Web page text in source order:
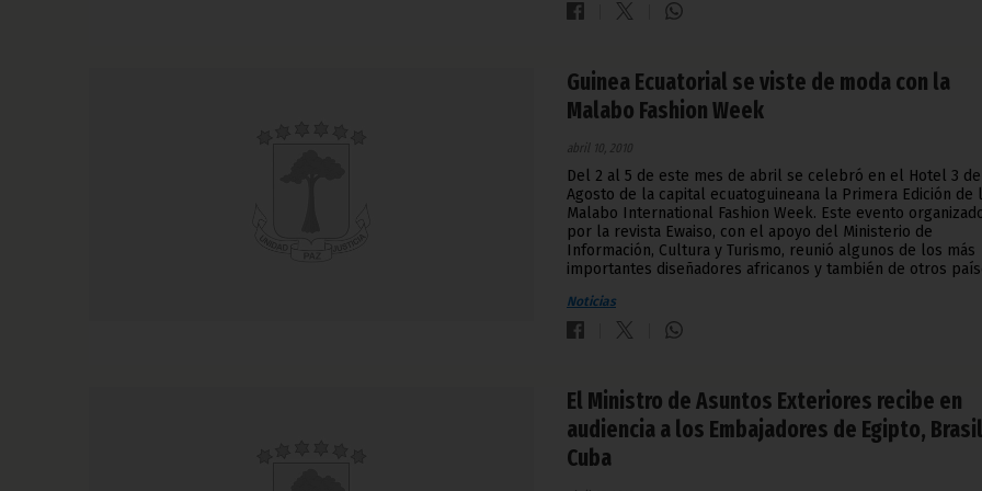
Guinea Ecuatorial se viste de moda con la
Malabo Fashion Week
abril 10, 2010
Del 2 al 5 de este mes de abril se celebró en el Hotel 3 de
Agosto de la capital ecuatoguineana la Primera Edición de
Malabo International Fashion Week. Este evento
por la revista Ewaiso, con el apoyo del Ministerio de
Información, Cultura y Turismo, reunió algunos de los más
importantes diseñadores africanos y también de otros
Noticias
El Ministro de Asuntos Exteriores recibe en
audiencia a los Embajadores de Egipto,
Cuba